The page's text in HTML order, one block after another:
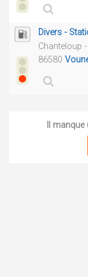
Divers -
Chanteloup
86580
Il